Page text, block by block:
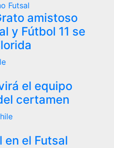
Futsal
amistoso
y Fútbol 11 se
el equipo
certamen
en el Futsal